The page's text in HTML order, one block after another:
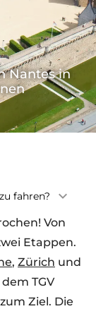
Nantes in
fahren?
Von
Etappen.
, Zürich und
TGV
Ziel. Die